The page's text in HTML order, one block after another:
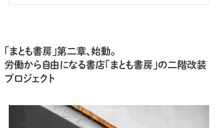
「まとも書房」第二章、始動。
労働から自由になる書店「まとも書房」の二階改装
プロジェクト